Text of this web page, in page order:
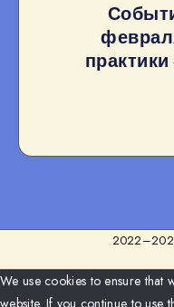
We use cookies to ensure that
website. If you continue to use